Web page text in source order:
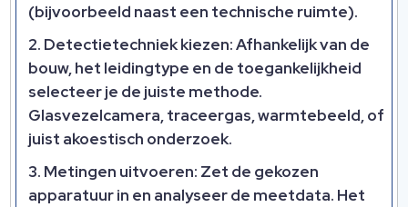
(bijvoorbeeld naast een technische ruimte).
Detectietechniek kiezen: Afhankelijk van de
bouw, het leidingtype en de toegankelijkheid
selecteer je de juiste methode.
Glasvezelcamera, traceergas, warmtebeeld, of
juist akoestisch onderzoek.
Metingen uitvoeren: Zet de gekozen
apparatuur in en analyseer de meetdata. Het